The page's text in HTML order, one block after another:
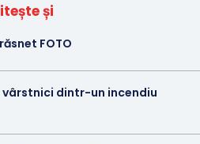
și
FOTO
dintr-un incendiu